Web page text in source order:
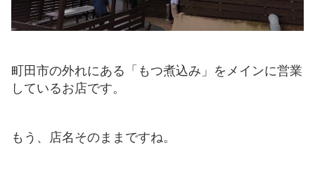
町田市の外れにある「もつ煮込み」をメインに営業
しているお店です。
もう、店名そのままですね。